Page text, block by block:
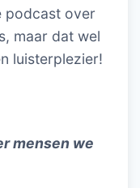
podcast over
maar dat wel
luisterplezier!
mensen we